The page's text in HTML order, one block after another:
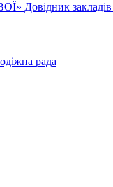
Довідник закладів
рада